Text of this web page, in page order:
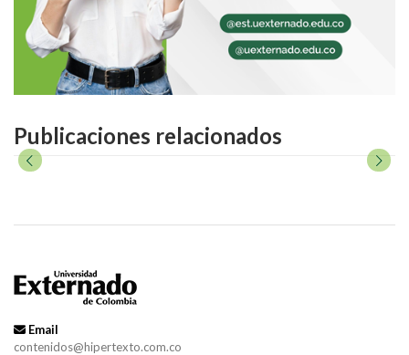
Publicaciones relacionados
Email
contenidos@hipertexto.com.co